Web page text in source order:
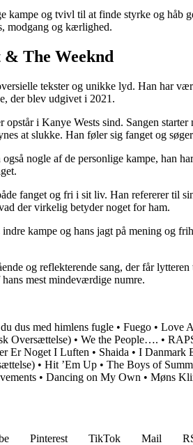
kampe og tvivl til at finde styrke og
modgang og kærlighed.
The Weeknd
tekster og unikke lyd. Han har
der blev udgivet i 2021.
i Kanye Wests sind. Sangen
at slukke. Han føler sig fanget og
nogle af de personlige kampe,
fanget og fri i sit liv. Han refererer til
der virkelig betyder noget for ham.
kampe og hans jagt på mening og
og reflekterende sang, der får
mest mindeværdige numre.
dus med himlens fugle • Fuego • Love
Oversættelse) • We the People…. •
Er Noget I Luften • Shaida • I Danmark
• Hit ’Em Up • The Boys of
• Dancing on My Own • Møns
Pinterest TikTok Mail